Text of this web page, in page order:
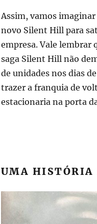
Assim, vamos
novo Silent Hill para
empresa. Vale lembrar
saga Silent Hill não
de unidades nos dias
trazer a franquia de
estacionaria na porta
UMA HISTÓRIA